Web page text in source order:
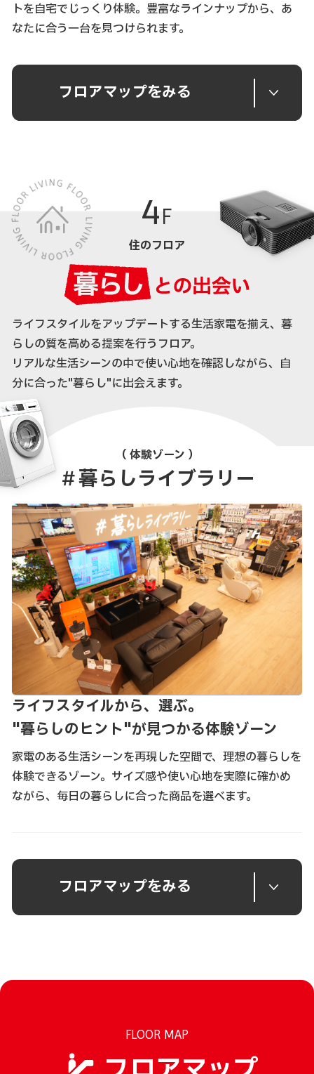
トを自宅でじっくり体験。豊富なラインナップから、あ
なたに合う一台を見つけられます。
フロアマップをみる
4F
住のフロア
ライフスタイルをアップデートする生活家電を揃え、暮
らしの質を高める提案を行うフロア。
リアルな生活シーンの中で使い心地を確認しながら、自
分に合った"暮らし"に出会えます。
（ 体験ゾーン ）
＃暮らしライブラリー
ライフスタイルから、選ぶ。
"暮らしのヒント"が見つかる体験ゾーン
家電のある生活シーンを再現した空間で、理想の暮らしを
体験できるゾーン。サイズ感や使い心地を実際に確かめ
ながら、毎日の暮らしに合った商品を選べます。
フロアマップをみる
FLOOR MAP